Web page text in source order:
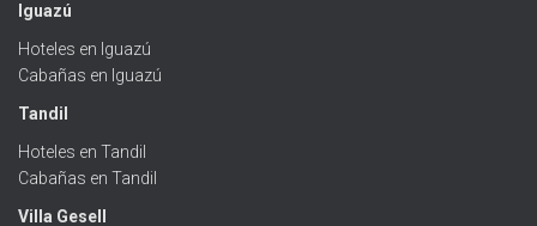
Iguazú
Hoteles en Iguazú
Cabañas en Iguazú
Tandil
Hoteles en Tandil
Cabañas en Tandil
Villa Gesell